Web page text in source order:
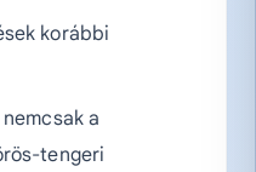
korábbi
a
tengeri